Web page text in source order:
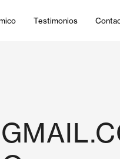
Testimonios